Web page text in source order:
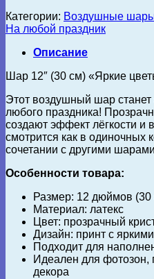
Категории: Воздушные
На любой праздник
Описание
Шар 12″ (30 см) «Яркие
Этот воздушный шар
любого праздника!
создают эффект лёгкости и
смотрится как в одиночных
сочетании с другими
Особенности товара:
Размер: 12 дюймов (30
Материал: латекс
Цвет: прозрачный
Дизайн: принт с
Подходит для
Идеален для фотозон,
декора